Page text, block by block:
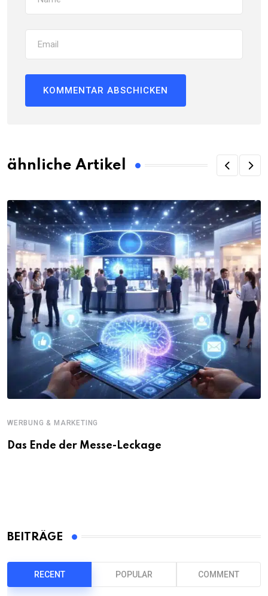
ähnliche Artikel
WERBUNG & MARKETING
Das Ende der Messe-Leckage
BEITRÄGE
RECENT POPULAR COMMENT